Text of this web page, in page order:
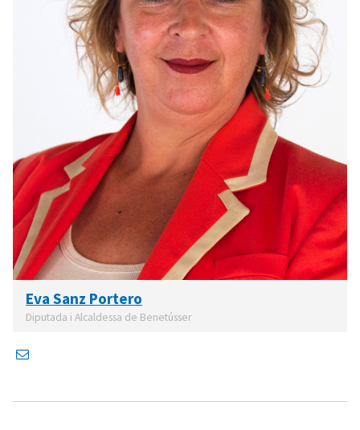
Eva Sanz Portero
Diputada i Alcaldessa de Benetússer